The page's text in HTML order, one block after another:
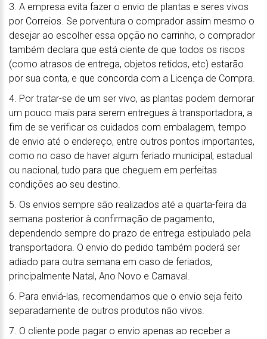
3. A empresa evita fazer o envio de plantas e seres vivos
por Correios. Se porventura o comprador assim mesmo o
desejar ao escolher essa opção no carrinho, o comprador
também declara que está ciente de que todos os riscos
(como atrasos de entrega, objetos retidos, etc) estarão
por sua conta, e que concorda com a Licença de Compra.
4. Por tratar-se de um ser vivo, as plantas podem demorar
um pouco mais para serem entregues à transportadora, a
fim de se verificar os cuidados com embalagem, tempo
de envio até o endereço, entre outros pontos importantes,
como no caso de haver algum feriado municipal, estadual
ou nacional, tudo para que cheguem em perfeitas
condições ao seu destino.
5. Os envios sempre são realizados até a quarta-feira da
semana posterior à confirmação de pagamento,
dependendo sempre do prazo de entrega estipulado pela
transportadora. O envio do pedido também poderá ser
adiado para outra semana em caso de feriados,
principalmente Natal, Ano Novo e Carnaval.
6. Para enviá-las, recomendamos que o envio seja feito
separadamente de outros produtos não vivos.
7. O cliente pode pagar o envio apenas ao receber a